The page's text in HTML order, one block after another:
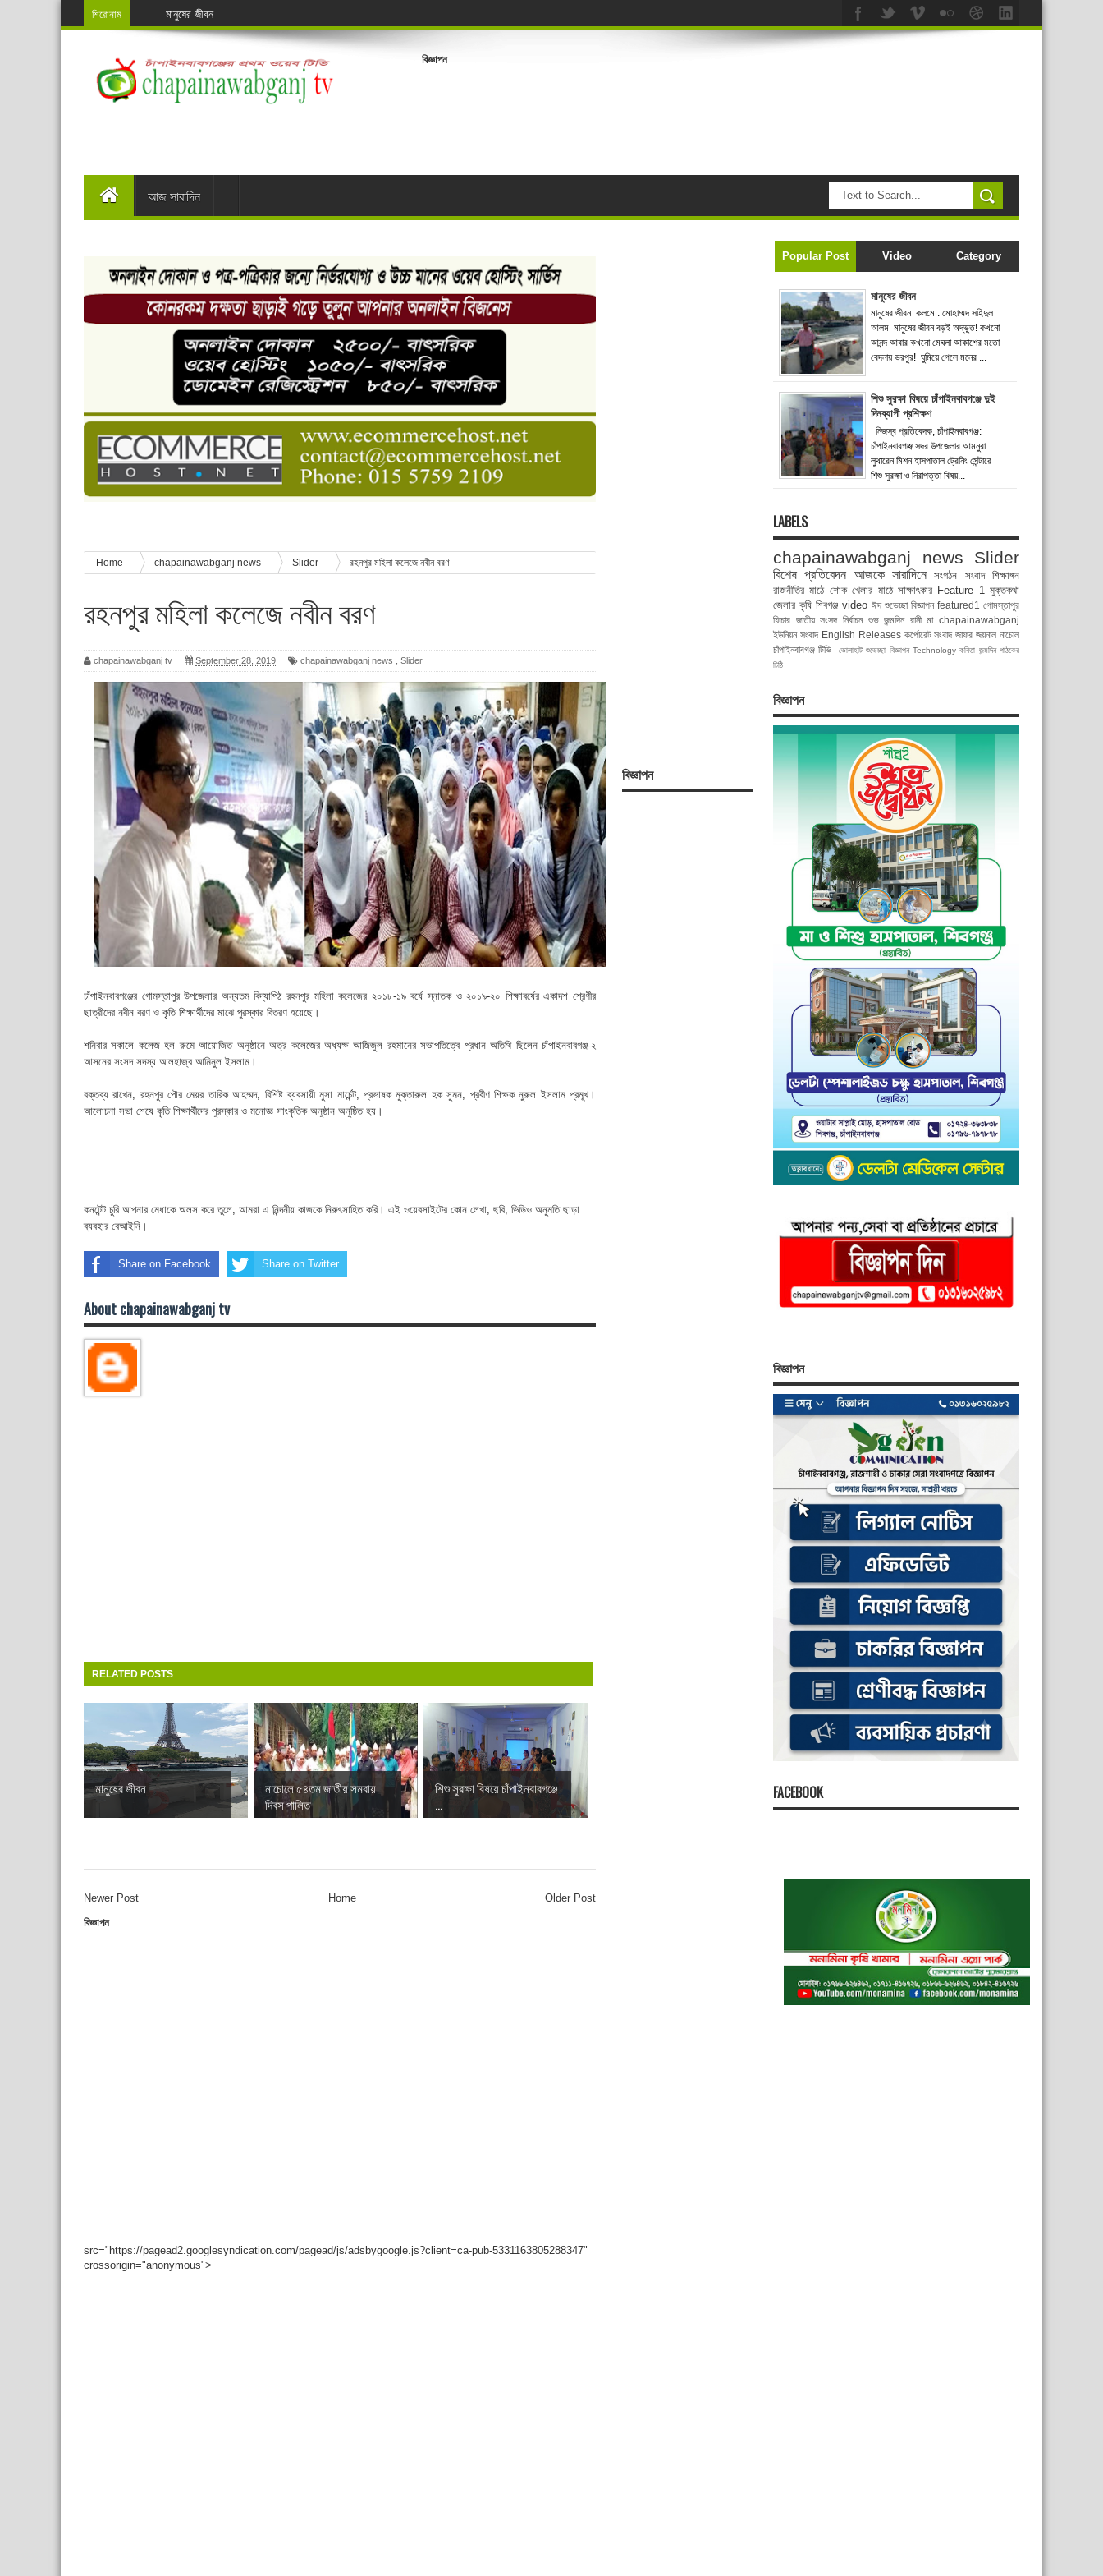
শিরোনাম
নাচোলে টিসিবির গোডাউনে ভয়াবহ অগ্নিকাণ্ড, ঝলসে যাওয়া ভ্যানচালকের মরদেহ উদ্ধার
চাঁপাইনবাবগঞ্জ জেলা হাসপাতালে চালু হলো অটোমেশন সিস্টেম, চিকিৎসাসেবা হবে আরও সহজ ও আধুনিক
চাঁপাইনবাবগঞ্জে শেষ হয়েছে লালন স্মরনোৎসব ও সাধুসঙ্গ
নাচোলে ৫৪তম জাতীয় সমবায় দিবস পালিত
কানসাটে চাঙ্গা আমের বাজার,মোড় ঘুরেছে আম চাষী ও ব্যবসায়ীদের
ঝিলিম ইউনিয়নের বাজেট ঘোষনা
শিবগঞ্জ উপজেলায় ফের চেয়ারম্যান সৈয়দ নজরুল ইসলাম
নাচোলে কাদের, গোমস্তাপুরে আশরাফ ও ভোলাহাটে আনোয়ারুল বিজয়ী
চাঁপাইনবাবগঞ্জে শেষ হয়েছে ৫ দিনের স্কাউট ইউনিট লিডার বেসিক কোর্স
বাংলাদেশ স্কাউটস দিবস পালন
পানি সংকট, কলস নিয়ে বিক্ষোভ
ঈদের শুভেচ্ছা জানিয়েছেন সাবেক ছাত্রলীগ নেতা আবু হাসনাত সুমন
শিশু সুরক্ষা বিষয়ে চাঁপাইনবাবগঞ্জে দুই দিনব্যাপী প্রশিক্ষণ
মানুষের জীবন
বিজ্ঞাপন
আজ সারাদিন
বিজ্ঞাপন
Home chapainawabganj news Slider রহনপুর মহিলা কলেজে নবীন বরণ
রহনপুর মহিলা কলেজে নবীন বরণ
chapainawabganj tv September 28, 2019 chapainawabganj news Slider
চাঁপাইনবাবগঞ্জের গোমস্তাপুর উপজেলার অন্যতম বিদ্যাপিঠ রহনপুর মহিলা কলেজের ২০১৮-১৯ বর্ষে স্নাতক ও ২০১৯-২০ শিক্ষাবর্ষের একাদশ শ্রেণীর
ছাত্রীদের নবীন বরণ ও কৃতি শিক্ষার্থীদের মাঝে পুরস্কার বিতরণ হয়েছে।
শনিবার সকালে কলেজ হল রুমে আয়োজিত অনুষ্ঠানে অত্র কলেজের অধ্যক্ষ আজিজুল রহমানের সভাপতিত্বে প্রধান অতিথি ছিলেন চাঁপাইনবাবগঞ্জ-২
আসনের সংসদ সদস্য আলহাজ্ব আমিনুল ইসলাম।
বক্তব্য রাখেন, রহনপুর পৌর মেয়র তারিক আহম্মদ, বিশিষ্ট ব্যবসায়ী মুসা মার্চেন্ট, প্রভাষক মুক্তারুল হক সুমন, প্রবীণ শিক্ষক নুরুল ইসলাম প্রমূখ।
আলোচনা সভা শেষে কৃতি শিক্ষার্থীদের পুরস্কার ও মনোজ্ঞ সাংকৃতিক অনুষ্ঠান অনুষ্ঠিত হয়।
কনটেন্ট চুরি আপনার মেধাকে অলস করে তুলে, আমরা এ নিন্দনীয় কাজকে নিরুৎসাহিত করি। এই ওয়েবসাইটের কোন লেখা, ছবি, ভিডিও অনুমতি ছাড়া
ব্যবহার বেআইনি।
Share on Facebook Share on Twitter
About chapainawabganj tv
RELATED POSTS
মানুষের জীবন
নাচোলে ৫৪তম জাতীয় সমবায়
দিবস পালিত
শিশু সুরক্ষা বিষয়ে চাঁপাইনবাবগঞ্জে
...
Newer Post Older Post
Home
বিজ্ঞাপন
src="https://pagead2.googlesyndication.com/pagead/js/adsbygoogle.js?client=ca-pub-5331163805288347"
crossorigin="anonymous">
Popular Post Video Category
মানুষের জীবন
মানুষের জীবন কলমে : মোহাম্মদ সহিদুল
আলম মানুষের জীবন বড়ই অদ্ভুত! কখনো
আনন্দ আবার কখনো মেঘলা আকাশের মতো
বেদনায় ভরপুর! ঘুমিয়ে গেলে মনের ...
শিশু সুরক্ষা বিষয়ে চাঁপাইনবাবগঞ্জে দুই
দিনব্যাপী প্রশিক্ষণ
নিজস্ব প্রতিবেদক, চাঁপাইনবাবগঞ্জ:
চাঁপাইনবাবগঞ্জ সদর উপজেলার আমনুরা
লুথারেন মিশন হাসপাতাল ট্রেনিং সেন্টারে
শিশু সুরক্ষা ও নিরাপত্তা বিষয়...
LABELS
chapainawabganj news Slider
বিশেষ প্রতিবেদন আজকে সারাদিনে সংগঠন সংবাদ
শিক্ষাঙ্গন
রাজনীতির মাঠে শোক খেলার মাঠে সাক্ষাৎকার Feature 1 মুক্তকথা
জেলার কৃষি শিবগঞ্জ video ঈদ শুভেচ্ছা বিজ্ঞাপন featured1 গোমস্তাপুর
ফিচার জাতীয় সংসদ নির্বাচন শুভ জন্মদিন রানী মা chapainawabganj
ইউনিয়ন সংবাদ English Releases কর্পোরেট সংবাদ জাফর জয়নাল নাচোল
চাঁপাইনবাবগঞ্জ টিভি
ভোলাহাট শুভেচ্ছা বিজ্ঞাপন Technology কবিতা জন্মদিন পাঠকের
চিঠি
বিজ্ঞাপন
বিজ্ঞাপন
FACEBOOK